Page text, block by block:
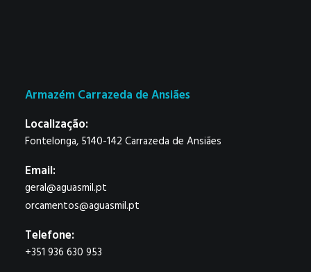
Armazém Carrazeda de Ansiães
Localização:
Fontelonga, 5140-142 Carrazeda de Ansiães
Email:
geral@aguasmil.pt
orcamentos@aguasmil.pt
Telefone:
+351 936 630 953